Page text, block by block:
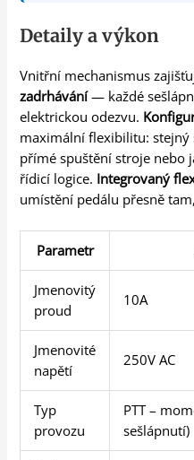
Detaily a výkon
Vnitřní mechanismus
zadrhávání— každé
elektrickou odezvu.
maximální flexibilitu: stejný
přímé spuštění stroje nebo
řídicí logice. Integrovaný
umístění pedálu přesně
Parametr
Jmenovitý
proud
10A
Jmenovité
napětí
250V AC
Typ
provozu
PTT –
sešlápnutí)